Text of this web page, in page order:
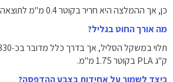
‏כן, אך ההמלצה היא חריר בקוטר ‎0.4‎ מ"מ לתוצאה מיטבית.
מה אורך החוט בגליל?
ק"ג PLA בקוטר ‎1.75‎ מ"מ.
כיצד לשמור על אחידות בצבע ההדפסה?